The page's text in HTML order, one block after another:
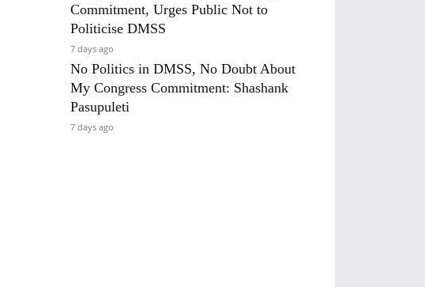
Commitment, Urges Public Not to
Politicise DMSS
7 days ago
No Politics in DMSS, No Doubt About
My Congress Commitment: Shashank
Pasupuleti
7 days ago